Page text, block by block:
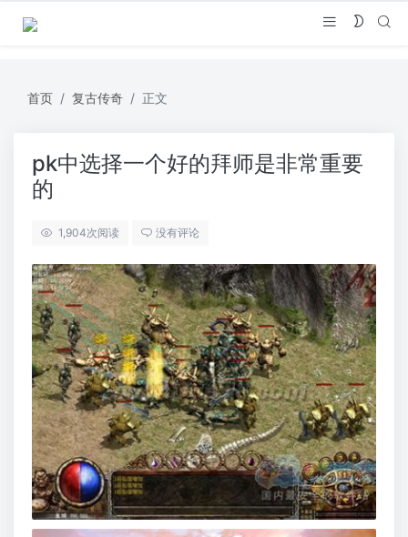
首页 复古传奇 正文
pk中选择一个好的拜师是非常重要
的
1,904次阅读 没有评论